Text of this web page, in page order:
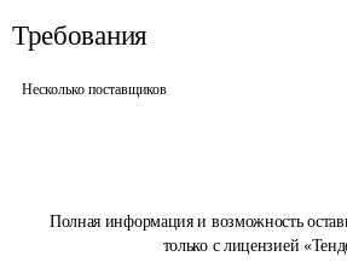
Полная информация и возможность
только с лицензией
Требования
Несколько поставщиков